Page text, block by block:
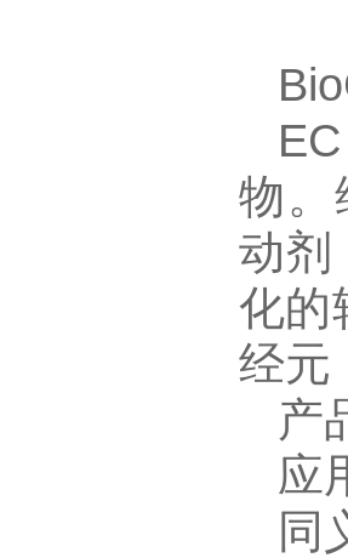
物。
动剂
化的
经元
产
应
同